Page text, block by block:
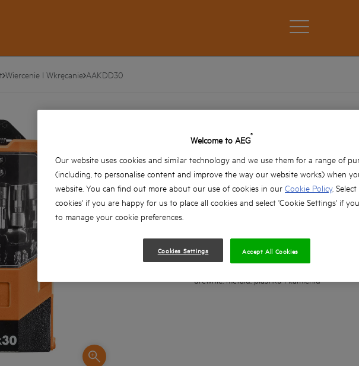
Wiercenie I Wkręcanie AAKDD30
AAKDD30
Wersje produktów: x1
Zestaw zawiera: 10 x bity 25 mm (1 x SL4.5, 1 x
PH2, 1 x PH3, 1 x PZ1, 1 x PZ2, 1 x PZ3, 1 x
(6 mm, 8 mm, 10 mm), 5 x wiertła Brad Point
8mm), 5 x wiertła do kamienia (5 mm, 5.5
Dla wiertarko-wkrętarek
Poręczny, składany, wszechstronny zestaw
drewnie, metalu, plastiku i kamieniu
Welcome to AEG®
Our website uses cookies and similar technology and we use them for a range of
(including, to personalise content and improve the way our website works) when
website. You can find out more about our use of cookies in our Cookie Policy.
cookies' if you are happy for us to place all cookies and select 'Cookie Settings' if
to manage your cookie preferences.
Cookies Settings Accept All Cookies